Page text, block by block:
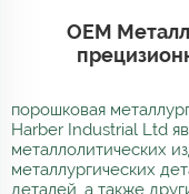
OEM
порошковая
Harber Industrial Ltd
металлолитических
металлургических
деталей, а также